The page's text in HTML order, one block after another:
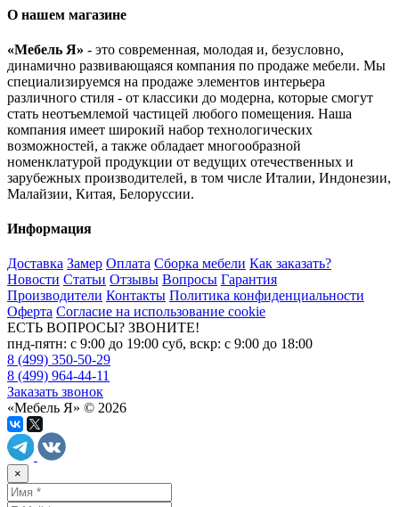
О нашем магазине
«Мебель Я» - это современная, молодая и, безусловно,
динамично развивающаяся компания по продаже мебели. Мы
специализируемся на продаже элементов интерьера
различного стиля - от классики до модерна, которые смогут
стать неотъемлемой частицей любого помещения. Наша
компания имеет широкий набор технологических
возможностей, а также обладает многообразной
номенклатурой продукции от ведущих отечественных и
зарубежных производителей, в том числе Италии, Индонезии,
Малайзии, Китая, Белоруссии.
Информация
Доставка Замер Оплата Сборка мебели Как заказать?
Новости Статьи Отзывы Вопросы Гарантия
Производители Контакты Политика конфиденциальности
Оферта Согласие на использование cookie
ЕСТЬ ВОПРОСЫ? ЗВОНИТЕ!
пнд-пятн: с 9:00 до 19:00 суб, вскр: с 9:00 до 18:00
8 (499) 350-50-29
8 (499) 964-44-11
Заказать звонок
«Мебель Я» © 2026
×